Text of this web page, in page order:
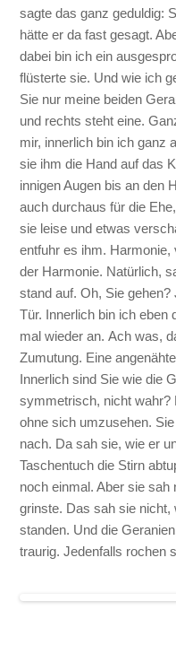
sagte das ganz geduldig:
hätte er da fast gesagt.
dabei bin ich ein
flüsterte sie. Und wie ich
Sie nur meine beiden
und rechts steht eine.
mir, innerlich bin ich ganz
sie ihm die Hand auf das
innigen Augen bis an den
auch durchaus für die
sie leise und etwas
entfuhr es ihm.
der Harmonie. Natürlich,
stand auf. Oh, Sie
Tür. Innerlich bin ich eben
mal wieder an. Ach was,
Zumutung. Eine
Innerlich sind Sie wie die
symmetrisch, nicht wahr?
ohne sich umzusehen.
nach. Da sah sie, wie er
Taschentuch die Stirn
noch einmal. Aber sie sah
grinste. Das sah sie nicht,
standen. Und die
traurig. Jedenfalls rochen